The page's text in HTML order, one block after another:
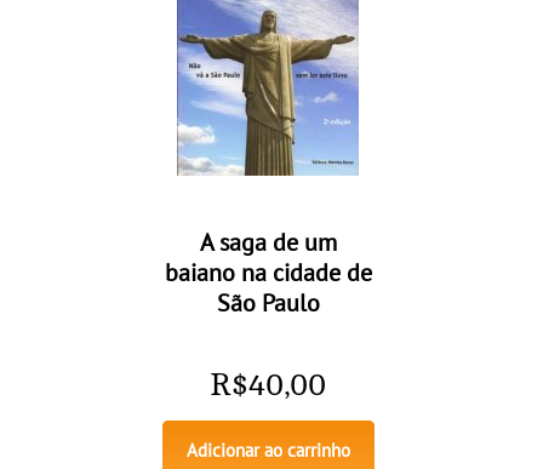
A saga de um
baiano na cidade de
São Paulo
R$40,00
Adicionar ao carrinho